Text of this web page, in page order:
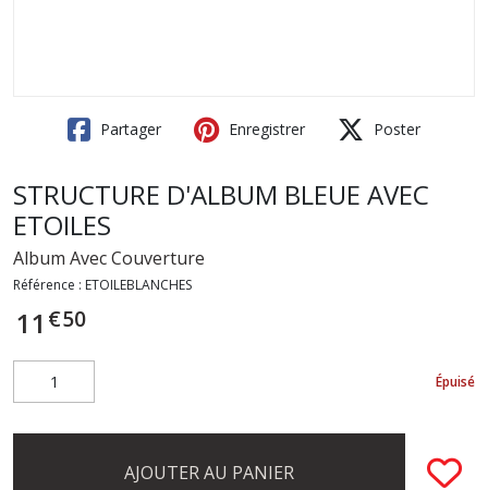
Partager Enregistrer Poster
STRUCTURE D'ALBUM BLEUE AVEC
ETOILES
Album Avec Couverture
Référence : ETOILEBLANCHES
11 €50
Épuisé
AJOUTER AU PANIER